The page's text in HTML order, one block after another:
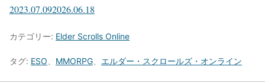
2023.07.092026.06.18
カテゴリー: Elder Scrolls Online
タグ: ESO MMORPG エルダー・スクロールズ・オンライン